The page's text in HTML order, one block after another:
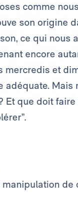
comme
son origine
ce qui nous
encore
et
Mais
Et que doit